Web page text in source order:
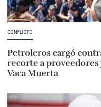
CONFLICTO
Petroleros cargó
recorte a
Vaca Muerta